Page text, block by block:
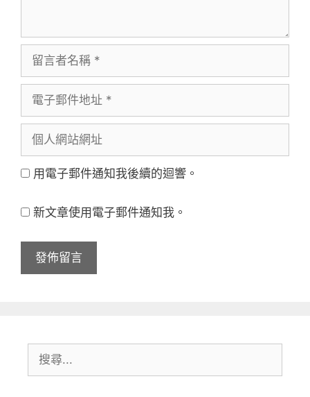
言
名
子
件
地
人
網
網
用電子郵件通知我後續的迴響。
新文章使用電子郵件通知我。
尋: